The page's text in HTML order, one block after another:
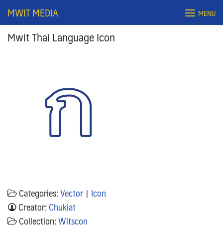
MWIT MEDIA MENU
Mwit Thai Language Icon
Categories:Vector | Icon
Creator:Chukiat
Collection:Witscon